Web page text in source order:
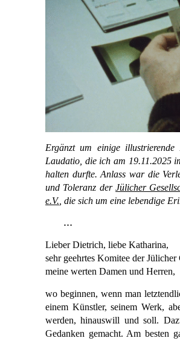
Ergänzt um einige
Laudatio, die ich am 19.11.2025
halten durfte. Anlass war die
und Toleranz derJülicher
e.V. , die sich um eine lebendige
…
Lieber Dietrich, liebe Katharina,
sehr geehrtes Komitee der Jülicher
meine werten Damen und Herren,
wo beginnen, wenn man
einem Künstler, seinem Werk,
werden, hinauswill und soll.
Gedanken gemacht. Am besten